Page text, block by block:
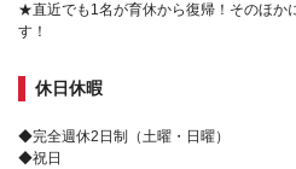
★直近でも1名が育休から復帰！そのほか
す！
休日休暇
◆完全週休2日制（土曜・日曜）
◆祝日